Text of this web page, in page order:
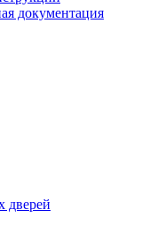
документация
дверей